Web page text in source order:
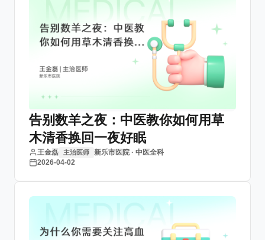
告别数羊之夜：中医教你如何用草
木清香换回一夜好眠
王金磊 主治医师
新乐市医院 · 中医全科
2026-04-02